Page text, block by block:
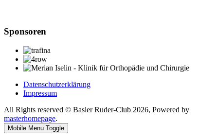
Sponsoren
Datenschutzerklärung
Impressum
All Rights reserved © Basler Ruder-Club 2026, Powered by
masterhomepage.
Mobile Menu Toggle